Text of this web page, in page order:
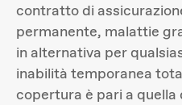
contratto di
permanente, malattie
in alternativa per
inabilità temporanea
copertura è pari a